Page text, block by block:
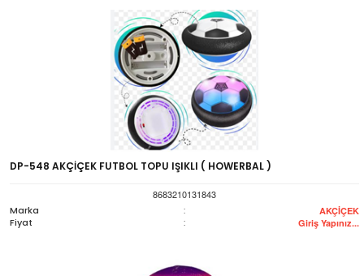
DP-548 AKÇİÇEK FUTBOL TOPU IŞIKLI ( HOWERBAL )
8683210131843
Marka
: AKÇİÇEK
Fiyat : Giriş Yapınız...